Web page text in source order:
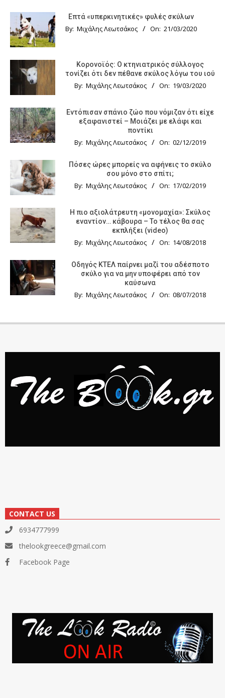
Επτά «υπερκινητικές» φυλές σκύλων
By: Μιχάλης Λεωτσάκος On: 21/03/2020
Κορονοϊός: Ο κτηνιατρικός σύλλογος
τονίζει ότι δεν πέθανε σκύλος λόγω του ιού
By: Μιχάλης Λεωτσάκος On: 19/03/2020
Εντόπισαν σπάνιο ζώο που νόμιζαν ότι είχε
εξαφανιστεί – Μοιάζει με ελάφι και
ποντίκι
By: Μιχάλης Λεωτσάκος On: 02/12/2019
Πόσες ώρες μπορείς να αφήνεις το σκύλο
σου μόνο στο σπίτι;
By: Μιχάλης Λεωτσάκος On: 17/02/2019
Η πιο αξιολάτρευτη «μονομαχία»: Σκύλος
εναντίον… κάβουρα – Το τέλος θα σας
εκπλήξει (video)
By: Μιχάλης Λεωτσάκος On: 14/08/2018
Οδηγός KTΕΛ παίρνει μαζί του αδέσποτο
σκύλο για να μην υποφέρει από τον
καύσωνα
By: Μιχάλης Λεωτσάκος On: 08/07/2018
CONTACT US
6934777999
thelookgreece@gmail.com
Facebook Page